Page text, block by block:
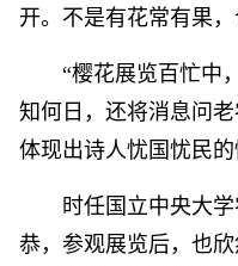
开。不是有花常有果
“樱花展览百忙中
知何日，还将消息问老
体现出诗人忧国忧民的
时任国立中央大
恭，参观展览后，也